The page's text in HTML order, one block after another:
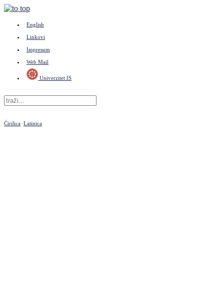
English
Linkovi
Impresum
Web Mail
Univerzitet IS
Ćirilica Latinica